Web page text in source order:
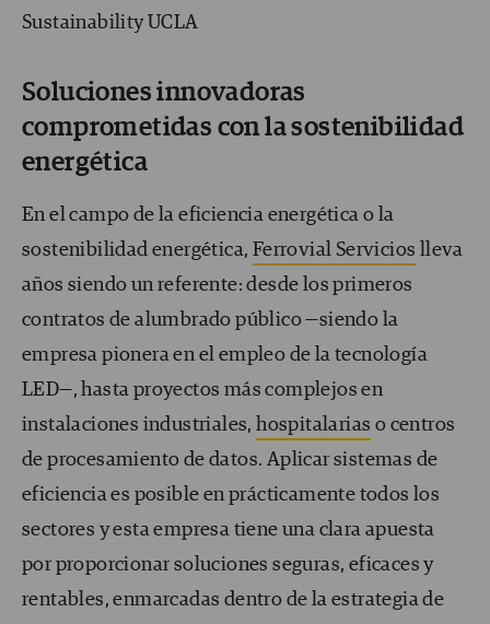
Sustainability UCLA
Soluciones innovadoras
comprometidas con la sostenibilidad
energética
En el campo de la eficiencia energética o la
sostenibilidad energética, Ferrovial Servicios lleva
años siendo un referente: desde los primeros
contratos de alumbrado público —siendo la
empresa pionera en el empleo de la tecnología
LED—, hasta proyectos más complejos en
instalaciones industriales,hospitalarias o centros
de procesamiento de datos. Aplicar sistemas de
eficiencia es posible en prácticamente todos los
sectores y esta empresa tiene una clara apuesta
por proporcionar soluciones seguras, eficaces y
rentables, enmarcadas dentro de la estrategia de